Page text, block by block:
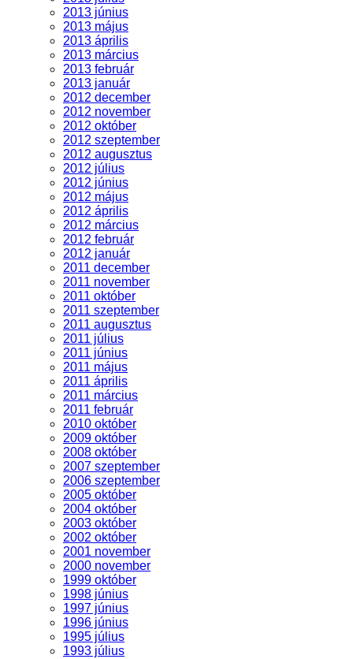
2013 június
2013 május
2013 április
2013 március
2013 február
2013 január
2012 december
2012 november
2012 október
2012 szeptember
2012 augusztus
2012 július
2012 június
2012 május
2012 április
2012 március
2012 február
2012 január
2011 december
2011 november
2011 október
2011 szeptember
2011 augusztus
2011 július
2011 június
2011 május
2011 április
2011 március
2011 február
2010 október
2009 október
2008 október
2007 szeptember
2006 szeptember
2005 október
2004 október
2003 október
2002 október
2001 november
2000 november
1999 október
1998 június
1997 június
1996 június
1995 július
1993 július